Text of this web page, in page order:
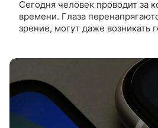
Сегодня человек проводит за
времени. Глаза
зрение, могут даже возникать